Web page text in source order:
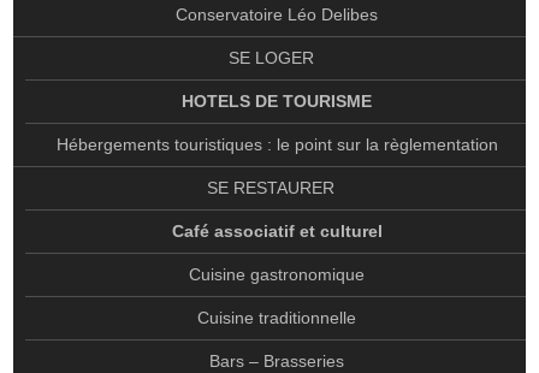
HÉBERGEMENTS TOURISTIQUES : LE POINT SUR LA RÈGLEMENTATION
SE RESTAURER
CAFÉ ASSOCIATIF ET CULTUREL
CUISINE GASTRONOMIQUE
CUISINE TRADITIONNELLE
BARS – BRASSERIES
CRÊPERIES
CUISINES DU MONDE
CHINOISE
Conservatoire Léo Delibes
SE LOGER
HOTELS DE TOURISME
Hébergements touristiques : le point sur la règlementation
SE RESTAURER
Café associatif et culturel
Cuisine gastronomique
Cuisine traditionnelle
Bars – Brasseries